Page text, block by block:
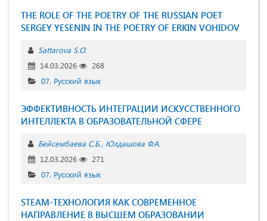
THE ROLE OF THE POETRY OF THE RUSSIAN POET
SERGEY YESENIN IN THE POETRY OF ERKIN VOHIDOV
Sattarova S.O.
14.03.2026
268
07. Русский язык
ЭФФЕКТИВНОСТЬ ИНТЕГРАЦИИ ИСКУССТВЕННОГО
ИНТЕЛЛЕКТА В ОБРАЗОВАТЕЛЬНОЙ СФЕРЕ
Бейсембаева С.Б. Юлдашова Ф.А.
12.03.2026
271
07. Русский язык
STEAM-ТЕХНОЛОГИЯ КАК СОВРЕМЕННОЕ
НАПРАВЛЕНИЕ В ВЫСШЕМ ОБРАЗОВАНИИ